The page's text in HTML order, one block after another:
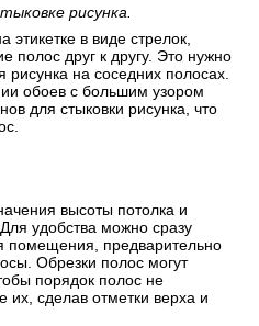
рисунка.
этикетке в виде стрелок,
полос друг к другу. Это нужно
рисунка на соседних полосах.
обоев с большим узором
для стыковки рисунка, что
высоты потолка и
удобства можно сразу
помещения, предварительно
Обрезки полос могут
порядок полос не
их, сделав отметки верха и